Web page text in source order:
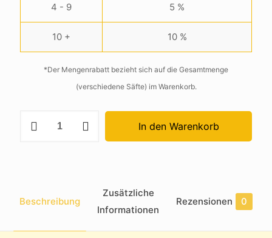
4 - 9 5 %
10 + 10 %
*Der Mengenrabatt bezieht sich auf die Gesamtmenge
(verschiedene Säfte) im Warenkorb.
In den Warenkorb
Beschreibung
Zusätzliche
Informationen
Rezensionen 0